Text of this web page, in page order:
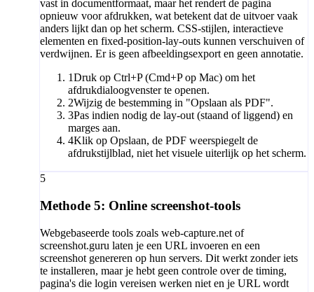
vast in documentformaat, maar het rendert de pagina
opnieuw voor afdrukken, wat betekent dat de uitvoer vaak
anders lijkt dan op het scherm. CSS-stijlen, interactieve
elementen en fixed-position-lay-outs kunnen verschuiven of
verdwijnen. Er is geen afbeeldingsexport en geen annotatie.
1Druk op Ctrl+P (Cmd+P op Mac) om het
afdrukdialoogvenster te openen.
2Wijzig de bestemming in "Opslaan als PDF".
3Pas indien nodig de lay-out (staand of liggend) en
marges aan.
4Klik op Opslaan, de PDF weerspiegelt de
afdrukstijlblad, niet het visuele uiterlijk op het scherm.
5
Methode 5: Online screenshot-tools
Webgebaseerde tools zoals web-capture.net of
screenshot.guru laten je een URL invoeren en een
screenshot genereren op hun servers. Dit werkt zonder iets
te installeren, maar je hebt geen controle over de timing,
pagina's die login vereisen werken niet en je URL wordt